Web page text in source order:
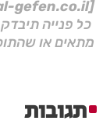
[Manager@gal-gefen.co.il]
כל פנייה
מתאים או
תגובות